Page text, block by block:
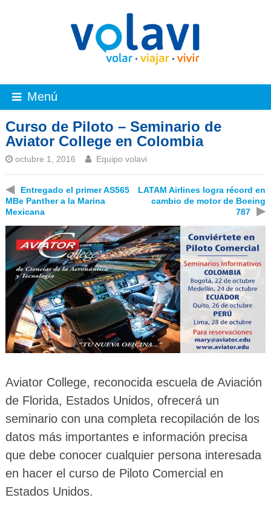
Menú
Curso de Piloto – Seminario de
Aviator College en Colombia
octubre 1, 2016 Equipo volavi
◀
Entregado el primer AS565
MBe Panther a la Marina
Mexicana
LATAM Airlines logra récord en
cambio de motor de Boeing
787
▶
Aviator College, reconocida escuela de Aviación
de Florida, Estados Unidos, ofrecerá un
seminario con una completa recopilación de los
datos más importantes e información precisa
que debe conocer cualquier persona interesada
en hacer el curso de Piloto Comercial en
Estados Unidos.